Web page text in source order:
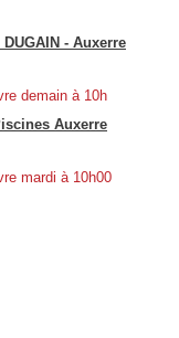
DUGAIN - Auxerre
demain à 10h
Auxerre
mardi à 10h00